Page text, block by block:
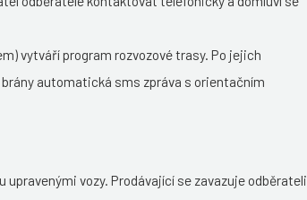
vytváří program rozvozové trasy. Po jejich
automatická sms zpráva s orientačním
vozy. Prodávající se zavazuje odběrateli